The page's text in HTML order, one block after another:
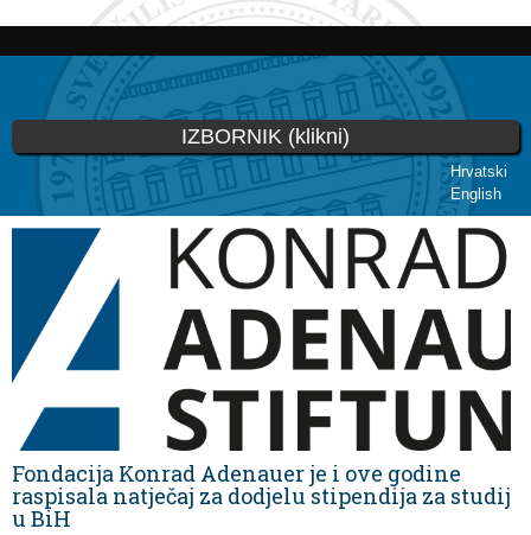
Skoči
glavni
sadržaj
Hrvatski
English
IZBORNIK (klikni)
Vi ste ovdje
Fondacija Konrad Adenauer je i ove godine
raspisala natječaj za dodjelu stipendija za studij
u BiH